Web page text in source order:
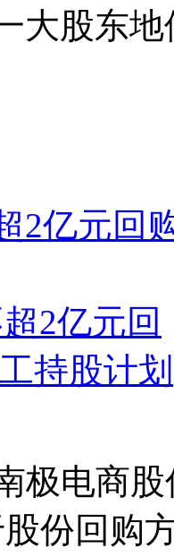
大股东
2亿元回
极电商
份回购